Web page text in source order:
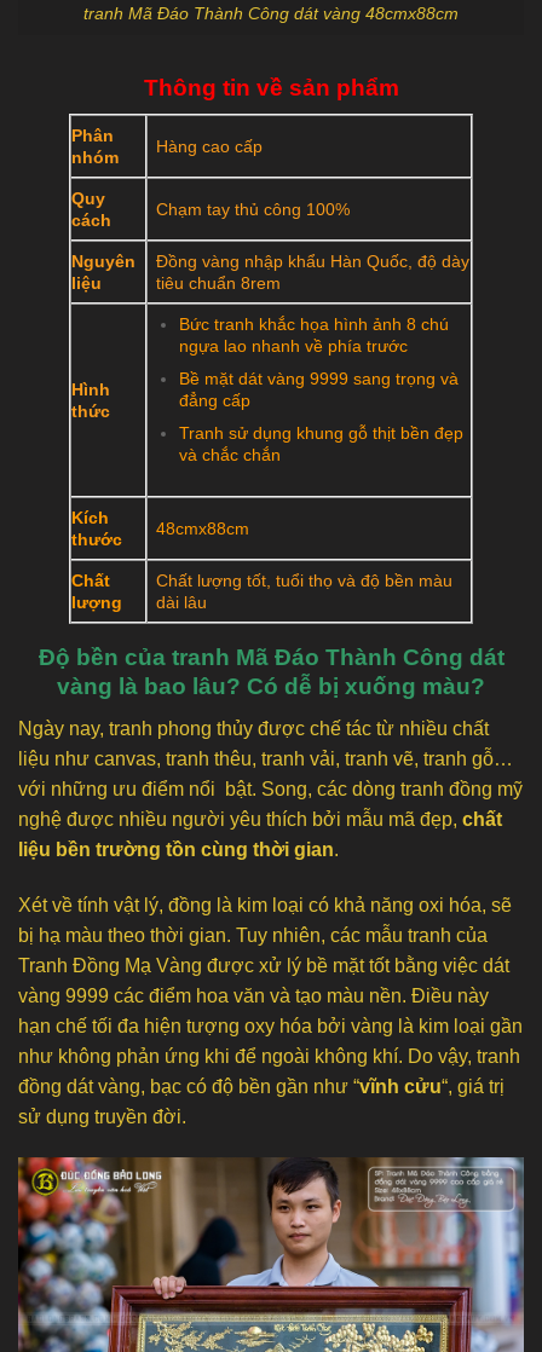
tranh Mã Đáo Thành Công dát vàng 48cmx88cm
Thông tin về sản phẩm
Phân
nhóm
Hàng cao cấp
Quy
cách
Chạm tay thủ công 100%
Nguyên
liệu
Đồng vàng nhập khẩu Hàn Quốc, độ dày
tiêu chuẩn 8rem
Hình
thức
Bức tranh khắc họa hình ảnh 8 chú
ngựa lao nhanh về phía trước
Bề mặt dát vàng 9999 sang trọng và
đẳng cấp
Tranh sử dụng khung gỗ thịt bền đẹp
và chắc chắn
Kích
thước
48cmx88cm
Chất
lượng
Chất lượng tốt, tuổi thọ và độ bền màu
dài lâu
Độ bền của tranh Mã Đáo Thành Công dát
vàng là bao lâu? Có dễ bị xuống màu?
Ngày nay, tranh phong thủy được chế tác từ nhiều chất
liệu như canvas, tranh thêu, tranh vải, tranh vẽ, tranh gỗ…
với những ưu điểm nổi bật. Song, các dòng tranh đồng mỹ
nghệ được nhiều người yêu thích bởi mẫu mã đẹp, chất
liệu bền trường tồn cùng thời gian.
Xét về tính vật lý, đồng là kim loại có khả năng oxi hóa, sẽ
bị hạ màu theo thời gian. Tuy nhiên, các mẫu tranh của
Tranh Đồng Mạ Vàng được xử lý bề mặt tốt bằng việc dát
vàng 9999 các điểm hoa văn và tạo màu nền. Điều này
hạn chế tối đa hiện tượng oxy hóa bởi vàng là kim loại gần
như không phản ứng khi để ngoài không khí. Do vậy, tranh
đồng dát vàng, bạc có độ bền gần như “vĩnh cửu“, giá trị
sử dụng truyền đời.